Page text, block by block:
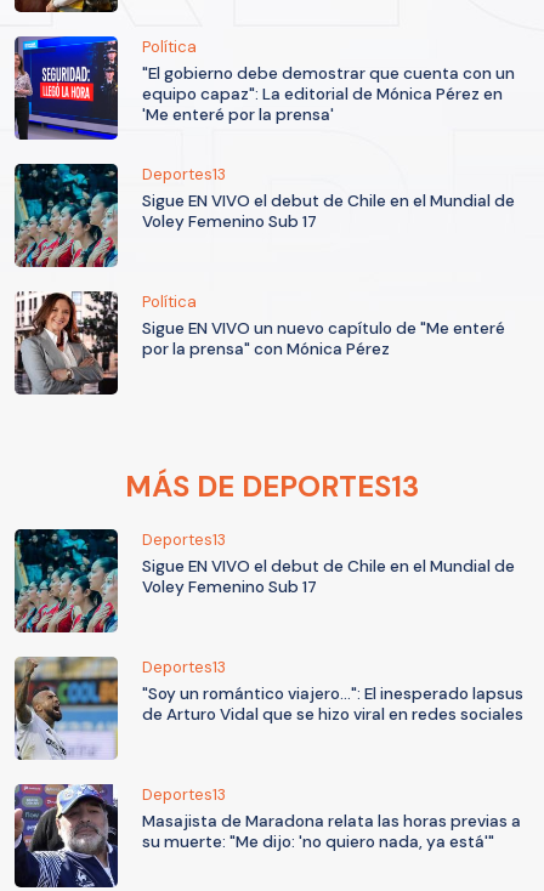
Política
"El gobierno debe demostrar que cuenta con un
equipo capaz": La editorial de Mónica Pérez en
'Me enteré por la prensa'
Deportes13
Sigue EN VIVO el debut de Chile en el Mundial de
Voley Femenino Sub 17
Política
Sigue EN VIVO un nuevo capítulo de "Me enteré
por la prensa" con Mónica Pérez
MÁS DE DEPORTES13
Deportes13
Sigue EN VIVO el debut de Chile en el Mundial de
Voley Femenino Sub 17
Deportes13
"Soy un romántico viajero...": El inesperado lapsus
de Arturo Vidal que se hizo viral en redes sociales
Deportes13
Masajista de Maradona relata las horas previas a
su muerte: "Me dijo: 'no quiero nada, ya está'"